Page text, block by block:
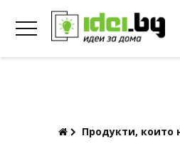
Продукти, които